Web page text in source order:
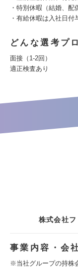
・特別休暇（結婚、配
・有給休暇は入社日付
どんな選考プ
面接（1-2回）
適正検査あり
株式会社
事業内容・会
※当社グループの持株